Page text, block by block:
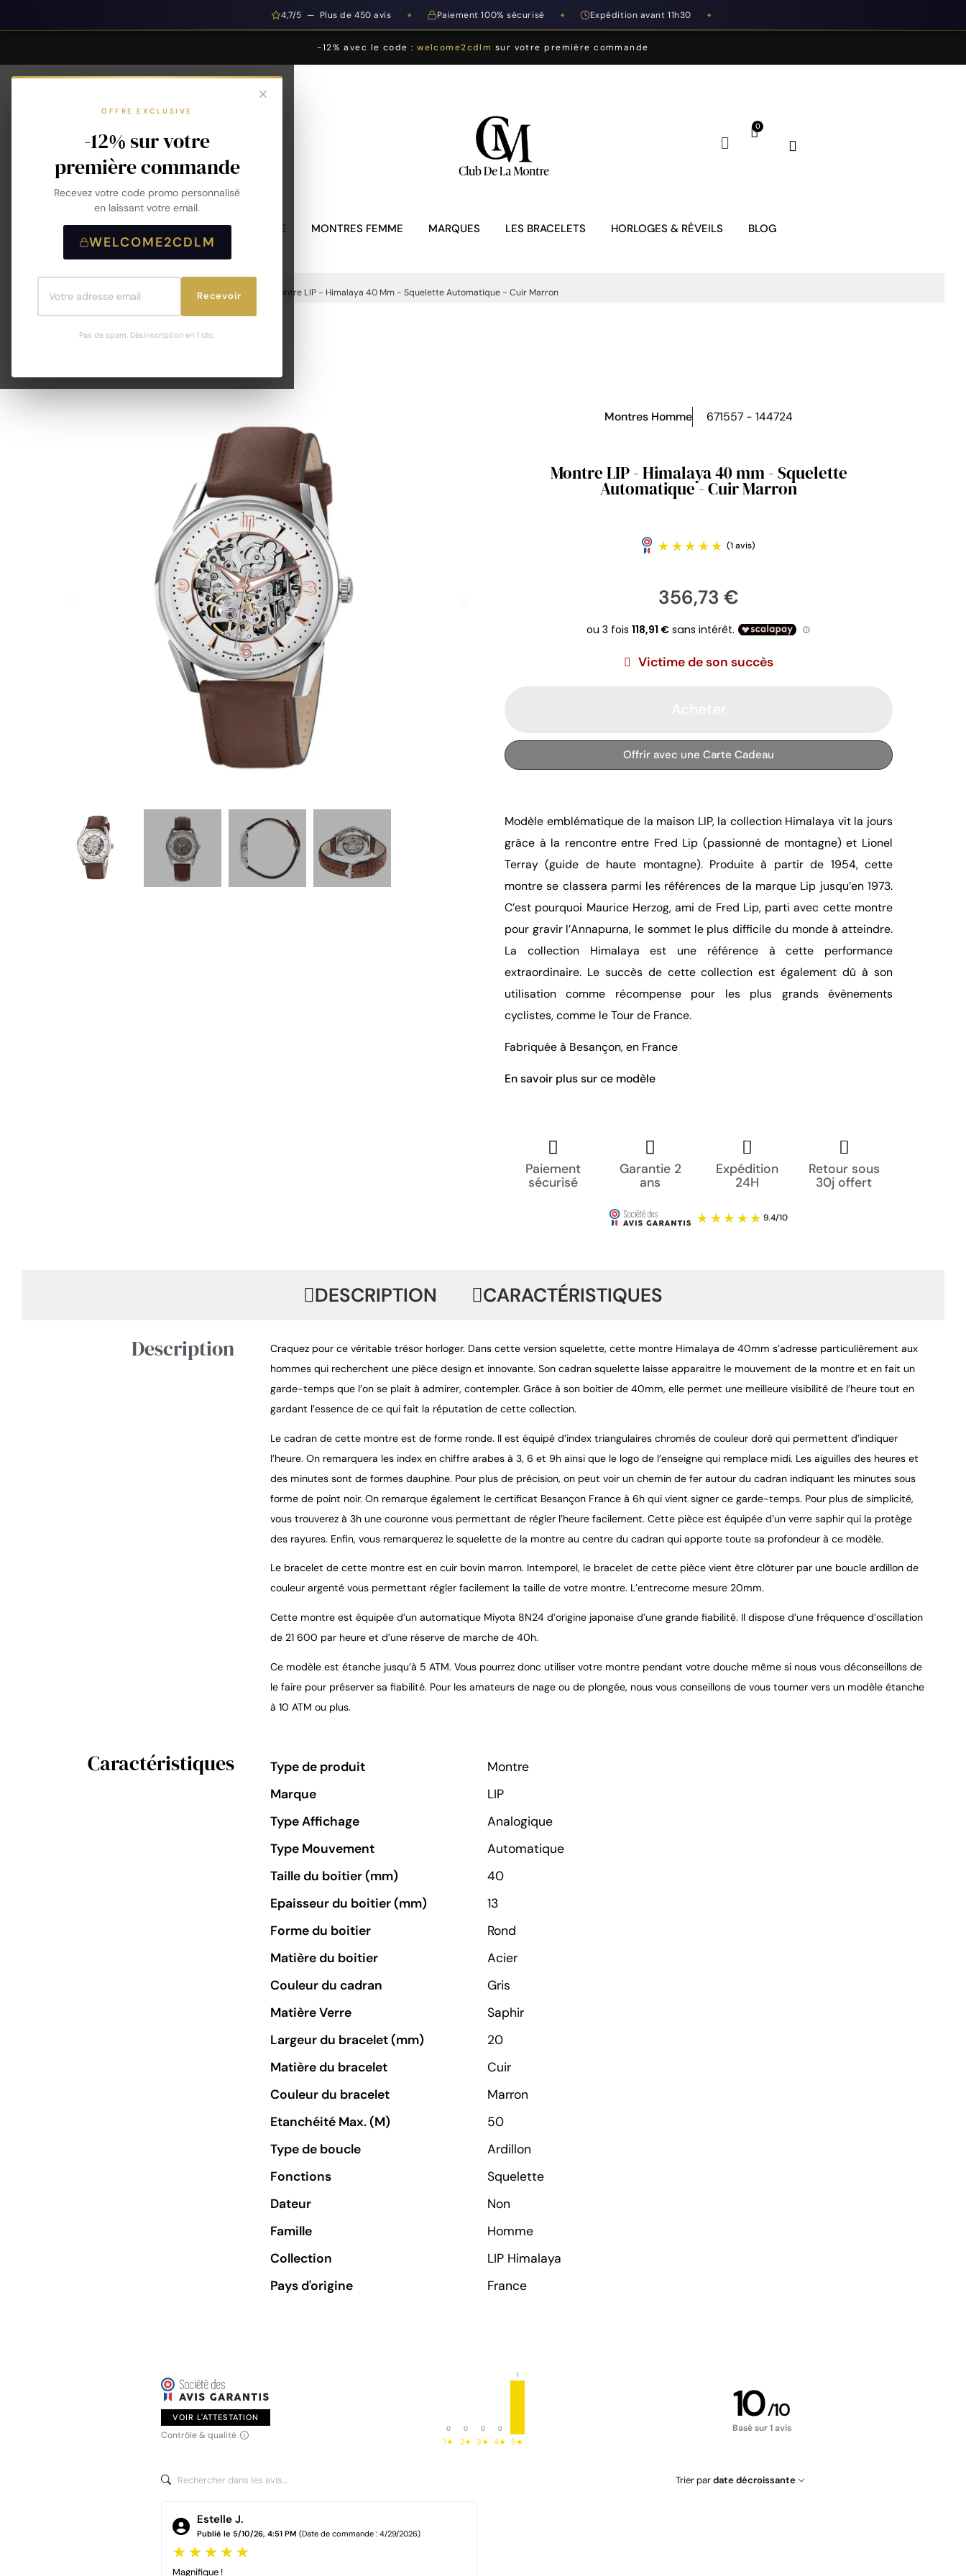
4,7/5 — Plus de 450 avis ◆ Paiement 100% sécurisé ◆ Expédition avant 11h30 ◆
-12% avec le code :welcome2cdlm sur votre première commande
OFFRE EXCLUSIVE
-12% sur votre
première commande
Recevez votre code promo personnalisé
en laissant votre email.
WELCOME2CDLM
Recevoir
Pas de spam. Désinscription en 1 clic.
MONTRES HOMME MONTRES FEMME MARQUES LES BRACELETS HORLOGES & RÉVEILS BLOG
Accueil Montres Montres Homme Montre LIP - Himalaya 40 Mm - Squelette Automatique - Cuir Marron
Montres Homme 671557 - 144724
Montre LIP - Himalaya 40 mm - Squelette
Automatique - Cuir Marron
356,73 €
Victime de son succès
Offrir avec une Carte Cadeau
Modèle emblématique de la maison LIP, la collection Himalaya vit la jours
grâce à la rencontre entre Fred Lip (passionné de montagne) et Lionel
Terray (guide de haute montagne). Produite à partir de 1954, cette
montre se classera parmi les références de la marque Lip jusqu’en 1973.
C’est pourquoi Maurice Herzog, ami de Fred Lip, parti avec cette montre
pour gravir l’Annapurna, le sommet le plus difficile du monde à atteindre.
La collection Himalaya est une référence à cette performance
extraordinaire. Le succès de cette collection est également dû à son
utilisation comme récompense pour les plus grands évènements
cyclistes, comme le Tour de France.
Fabriquée à Besançon, en France
En savoir plus sur ce modèle
Paiement
sécurisé
Garantie 2
ans
Expédition
24H
Retour sous
30j offert
DESCRIPTION CARACTÉRISTIQUES
Description
Craquez pour ce véritable trésor horloger. Dans cette version squelette, cette montre Himalaya de 40mm s’adresse particulièrement aux
hommes qui recherchent une pièce design et innovante. Son cadran squelette laisse apparaitre le mouvement de la montre et en fait un
garde-temps que l’on se plait à admirer, contempler. Grâce à son boitier de 40mm, elle permet une meilleure visibilité de l’heure tout en
gardant l’essence de ce qui fait la réputation de cette collection.
Le cadran de cette montre est de forme ronde. Il est équipé d’index triangulaires chromés de couleur doré qui permettent d’indiquer
l’heure. On remarquera les index en chiffre arabes à 3, 6 et 9h ainsi que le logo de l’enseigne qui remplace midi. Les aiguilles des heures et
des minutes sont de formes dauphine. Pour plus de précision, on peut voir un chemin de fer autour du cadran indiquant les minutes sous
forme de point noir. On remarque également le certificat Besançon France à 6h qui vient signer ce garde-temps. Pour plus de simplicité,
vous trouverez à 3h une couronne vous permettant de régler l’heure facilement. Cette pièce est équipée d’un verre saphir qui la protège
des rayures. Enfin, vous remarquerez le squelette de la montre au centre du cadran qui apporte toute sa profondeur à ce modèle.
Le bracelet de cette montre est en cuir bovin marron. Intemporel, le bracelet de cette pièce vient être clôturer par une boucle ardillon de
couleur argenté vous permettant régler facilement la taille de votre montre. L’entrecorne mesure 20mm.
Cette montre est équipée d’un automatique Miyota 8N24 d’origine japonaise d’une grande fiabilité. Il dispose d’une fréquence d’oscillation
de 21 600 par heure et d’une réserve de marche de 40h.
Ce modèle est étanche jusqu’à 5 ATM. Vous pourrez donc utiliser votre montre pendant votre douche même si nous vous déconseillons de
le faire pour préserver sa fiabilité. Pour les amateurs de nage ou de plongée, nous vous conseillons de vous tourner vers un modèle étanche
à 10 ATM ou plus.
Caractéristiques Type de produit
Montre
Marque
LIP
Type Affichage
Analogique
Type Mouvement
Automatique
Taille du boitier (mm)
40
Epaisseur du boitier (mm)
13
Forme du boitier
Rond
Matière du boitier
Acier
Couleur du cadran
Gris
Matière Verre
Saphir
Largeur du bracelet (mm)
20
Matière du bracelet
Cuir
Couleur du bracelet
Marron
Etanchéité Max. (M)
50
Type de boucle
Ardillon
Fonctions
Squelette
Dateur
Non
Famille
Homme
Collection
LIP Himalaya
Pays d'origine
France
VOIR L'ATTESTATION
Contrôle & qualité
0
1★
0
2★
0
3★
0
4★
1
5★
10/10
Basé sur 1 avis
Trier pardate décroissante
Estelle J.
Publié le 5/10/26, 4:51 PM (Date de commande : 4/29/2026)
Magnifique !